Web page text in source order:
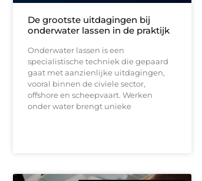
De grootste uitdagingen bij
onderwater lassen in de praktijk
Onderwater lassen is een
specialistische techniek die gepaard
gaat met aanzienlijke uitdagingen,
vooral binnen de civiele sector,
offshore en scheepvaart. Werken
onder water brengt unieke